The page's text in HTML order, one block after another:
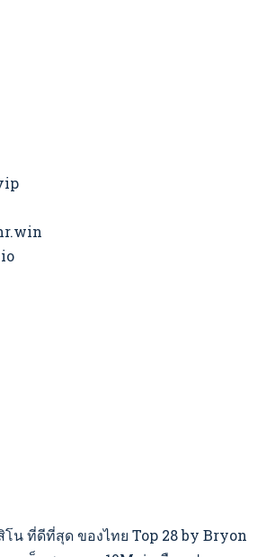
น ที่ดีที่สุด ของไทย Top 28 by Bryon